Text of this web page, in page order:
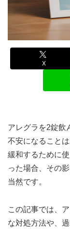
X
アレグラを2錠飲
不安になること
緩和するために
った場合、その
当然です。
この記事では、
な対処方法や、